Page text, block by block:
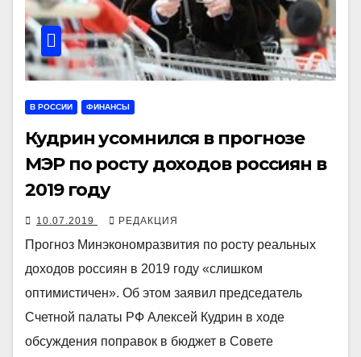
В РОССИИ ФИНАНСЫ
Кудрин усомнился в прогнозе
МЭР по росту доходов россиян в
2019 году
10.07.2019 РЕДАКЦИЯ
Прогноз Минэкономразвития по росту реальных
доходов россиян в 2019 году «слишком
оптимистичен». Об этом заявил председатель
Счетной палаты РФ Алексей Кудрин в ходе
обсуждения поправок в бюджет в Совете